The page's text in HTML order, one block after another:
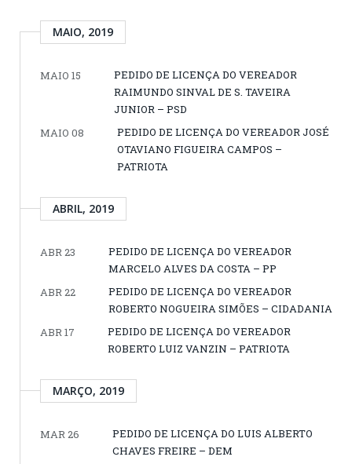
MAIO, 2019
MAIO 15
PEDIDO DE LICENÇA DO VEREADOR
RAIMUNDO SINVAL DE S. TAVEIRA
JUNIOR – PSD
MAIO 08
PEDIDO DE LICENÇA DO VEREADOR JOSÉ
OTAVIANO FIGUEIRA CAMPOS –
PATRIOTA
ABRIL, 2019
ABR 23
PEDIDO DE LICENÇA DO VEREADOR
MARCELO ALVES DA COSTA – PP
ABR 22
PEDIDO DE LICENÇA DO VEREADOR
ROBERTO NOGUEIRA SIMÕES – CIDADANIA
ABR 17
PEDIDO DE LICENÇA DO VEREADOR
ROBERTO LUIZ VANZIN – PATRIOTA
MARÇO, 2019
MAR 26
PEDIDO DE LICENÇA DO LUIS ALBERTO
CHAVES FREIRE – DEM